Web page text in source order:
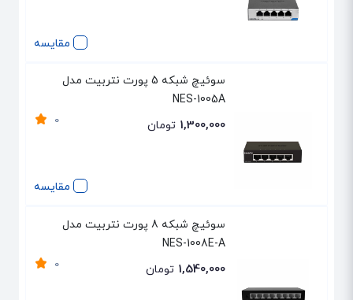
مقایسه
مقایسه
سوئیچ شبکه 5 پورت نتربیت مدل
NES-1005A
0 1,300,000 تومان
سوئیچ شبکه 8 پورت نتربیت مدل
NES-1008E-A
0 1,540,000 تومان